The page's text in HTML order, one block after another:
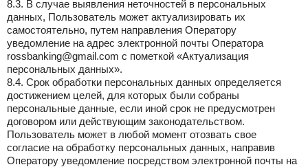
8.3. В случае выявления неточностей в персональных
данных, Пользователь может актуализировать их
самостоятельно, путем направления Оператору
уведомление на адрес электронной почты Оператора
rossbanking@gmail.com с пометкой «Актуализация
персональных данных».
8.4. Срок обработки персональных данных определяется
достижением целей, для которых были собраны
персональные данные, если иной срок не предусмотрен
договором или действующим законодательством.
Пользователь может в любой момент отозвать свое
согласие на обработку персональных данных, направив
Оператору уведомление посредством электронной почты на